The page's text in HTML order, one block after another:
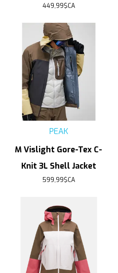
449,99$CA
PEAK
M Vislight Gore-Tex C-
Knit 3L Shell Jacket
599,99$CA